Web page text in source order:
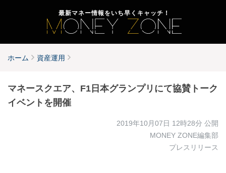
最新マネー情報をいち早くキャッチ！
ホーム 資産運用
マネースクエア、F1日本グランプリにて協賛トーク
イベントを開催
2019年10月07日 12時28分 公開
MONEY ZONE編集部
プレスリリース